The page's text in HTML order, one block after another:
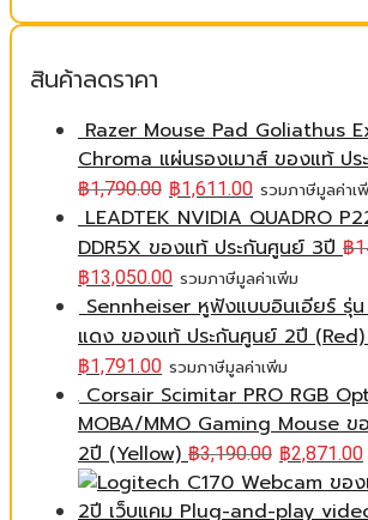
สินค้าลดราคา
Razer Mouse Pad Goliathus
Chroma แผ่นรองเมาส์ ของแท้ ปร
฿1,790.00 ฿1,611.00 รวมภาษีมูลค่าเ
LEADTEK NVIDIA QUADRO
DDR5X ของแท้ ประกันศูนย์ 3ปี ฿
฿13,050.00 รวมภาษีมูลค่าเพิ่ม
Sennheiser หูฟังแบบอินเอียร์ รุ่
แดง ของแท้ ประกันศูนย์ 2ปี (Red)
฿1,791.00 รวมภาษีมูลค่าเพิ่ม
Corsair Scimitar PRO RGB
MOBA/MMO Gaming Mouse ข
2ปี (Yellow) ฿3,190.00 ฿2,871.00